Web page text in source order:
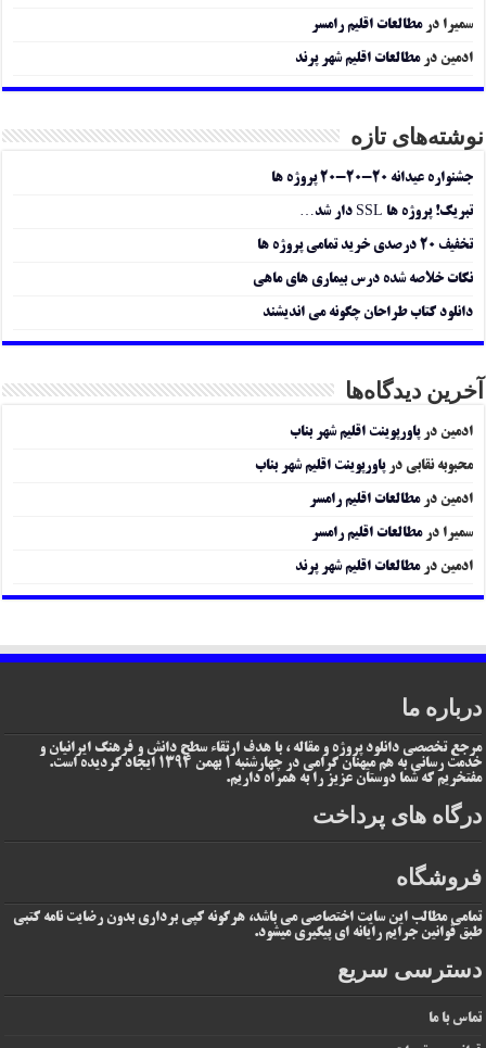
سمیرا درمطالعات اقلیم رامسر
ادمین درمطالعات اقلیم شهر پرند
نوشته‌های تازه
جشنواره عیدانه ۲۰-۲۰-۲۰ پروژه ها
تبریک! پروژه ها SSL دار شد…
تخفیف ۲۰ درصدی خرید تمامی پروژه ها
نکات خلاصه شده درس بیماری های ماهی
دانلود کتاب طراحان چگونه می اندیشند
آخرین دیدگاه‌ها
ادمین درپاورپوینت اقلیم شهر بناب
محبوبه نقابی درپاورپوینت اقلیم شهر بناب
ادمین درمطالعات اقلیم رامسر
سمیرا درمطالعات اقلیم رامسر
ادمین درمطالعات اقلیم شهر پرند
درباره ما
مرجع تخصصی دانلود پروژه و مقاله ، با هدف ارتقاء سطح دانش و فرهنگ ایرانیان و
خدمت رسانی به هم میهنان گرامی در چهارشنبه 1 بهمن 1394 ایجاد گردیده است.
مفتخریم که شما دوستان عزیز را به همراه داریم.
درگاه های پرداخت
فروشگاه
تمامی مطالب این سایت اختصاصی می باشد، هرگونه کپی برداری بدون رضایت نامه کتبی
طبق قوانین جرایم رایانه ای پیگیری میشود.
دسترسی سریع
تماس با ما